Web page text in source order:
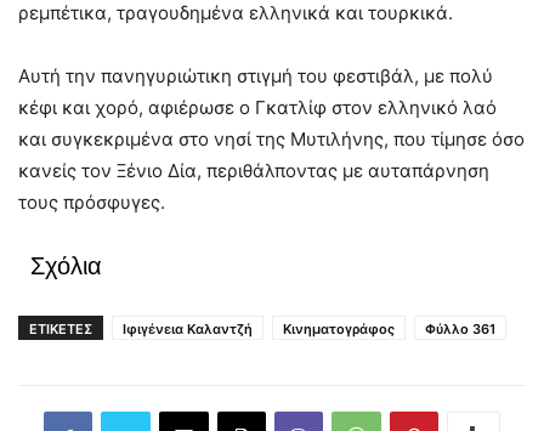
ρεμπέτικα, τραγουδημένα ελληνικά και τουρκικά.
Αυτή την πανηγυριώτικη στιγμή του φεστιβάλ, με πολύ
κέφι και χορό, αφιέρωσε ο Γκατλίφ στον ελληνικό λαό
και συγκεκριμένα στο νησί της Μυτιλήνης, που τίμησε όσο
κανείς τον Ξένιο Δία, περιθάλποντας με αυταπάρνηση
τους πρόσφυγες.
Σχόλια
ΕΤΙΚΕΤΕΣ Ιφιγένεια Καλαντζή Κινηματογράφος Φύλλο 361